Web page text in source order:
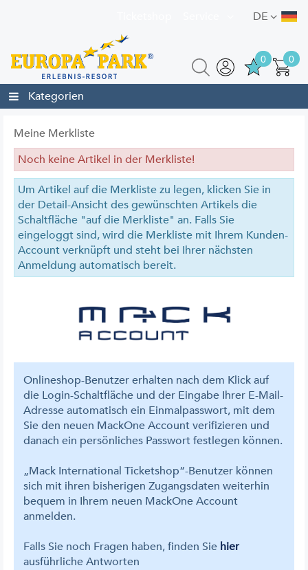
DE
0
0
Kategorien
Meine Merkliste
Noch keine Artikel in der Merkliste!
Um Artikel auf die Merkliste zu legen, klicken Sie in
der Detail-Ansicht des gewünschten Artikels die
Schaltfläche "auf die Merkliste" an. Falls Sie
eingeloggt sind, wird die Merkliste mit Ihrem Kunden-
Account verknüpft und steht bei Ihrer nächsten
Anmeldung automatisch bereit.
Onlineshop-Benutzer erhalten nach dem Klick auf
die Login-Schaltfläche und der Eingabe Ihrer E-Mail-
Adresse automatisch ein Einmalpasswort, mit dem
Sie den neuen MackOne Account verifizieren und
danach ein persönliches Passwort festlegen können.
„Mack International Ticketshop“-Benutzer können
sich mit ihren bisherigen Zugangsdaten weiterhin
bequem in Ihrem neuen MackOne Account
anmelden.
Falls Sie noch Fragen haben, finden Sie hier
ausführliche Antworten